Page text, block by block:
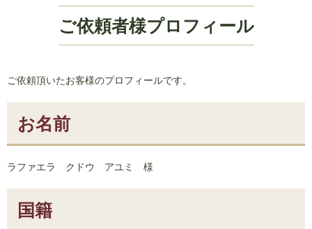
ご依頼者様プロフィール
ご依頼頂いたお客様のプロフィールです。
お名前
ラファエラ クドウ アユミ 様
国籍